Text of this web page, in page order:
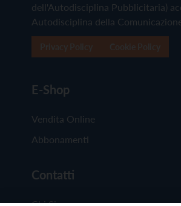
dell'Autodisciplina Pubblicitaria)
Autodisciplina della
E-Shop
Vendita Online
Abbonamenti
Contatti